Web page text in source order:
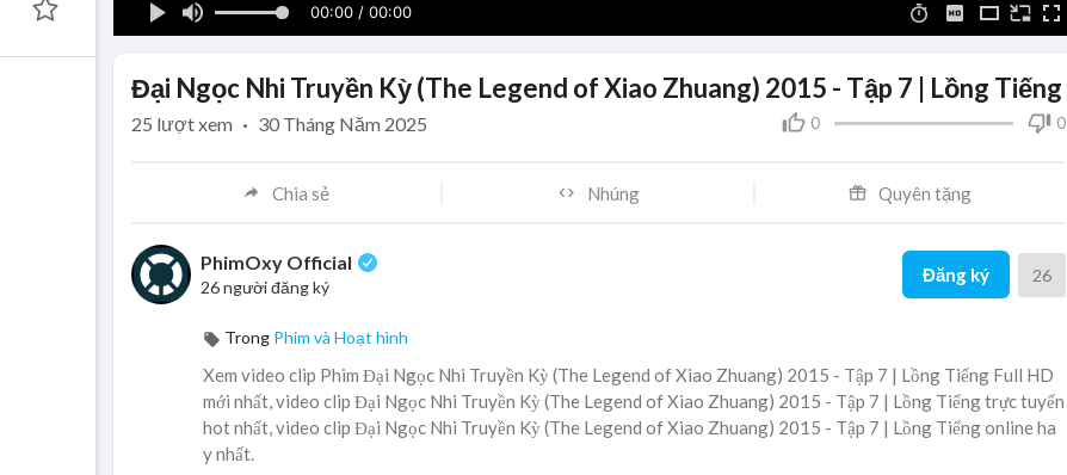
00:00 / 00:00
Đại Ngọc Nhi Truyền Kỳ (The Legend of Xiao Zhuang) 2015 - Tập 7 | Lồng Tiếng
0 0
25 lượt xem · 30 Tháng Năm 2025
Chia sẻ Nhúng Quyên tặng
PhimOxy Official
26 người đăng ký
Đăng ký 26
Trong Phim và Hoạt hình
Xem video clip Phim Đại Ngọc Nhi Truyền Kỳ (The Legend of Xiao Zhuang) 2015 - Tập 7 | Lồng Tiếng Full HD
mới nhất, video clip Đại Ngọc Nhi Truyền Kỳ (The Legend of Xiao Zhuang) 2015 - Tập 7 | Lồng Tiếng trực tuyến
hot nhất, video clip Đại Ngọc Nhi Truyền Kỳ (The Legend of Xiao Zhuang) 2015 - Tập 7 | Lồng Tiếng online ha
y nhất.